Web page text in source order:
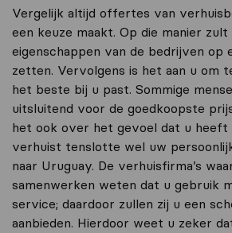
Vergelijk altijd offertes van
een keuze maakt. Op die manier
eigenschappen van de bedrijven op
zetten. Vervolgens is het aan u om
het beste bij u past. Sommige
uitsluitend voor de goedkoopste
het ook over het gevoel dat u heeft
verhuist tenslotte wel uw
naar Uruguay. De verhuisfirma’s
samenwerken weten dat u gebruik
service; daardoor zullen zij u een
aanbieden. Hierdoor weet u zeker